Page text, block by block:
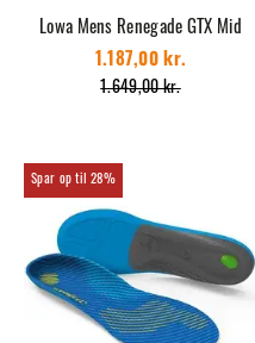
Lowa Mens Renegade GTX Mid
1.649,00 kr.
1.187,00 kr.
28%